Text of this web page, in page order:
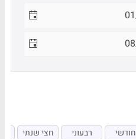
חודשי רבעוני חצי שנתי